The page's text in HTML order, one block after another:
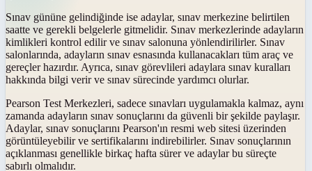
Sınav gününe gelindiğinde ise adaylar, sınav merkezine belirtilen
saatte ve gerekli belgelerle gitmelidir. Sınav merkezlerinde adayların
kimlikleri kontrol edilir ve sınav salonuna yönlendirilirler. Sınav
salonlarında, adayların sınav esnasında kullanacakları tüm araç ve
gereçler hazırdır. Ayrıca, sınav görevlileri adaylara sınav kuralları
hakkında bilgi verir ve sınav sürecinde yardımcı olurlar.
Pearson Test Merkezleri, sadece sınavları uygulamakla kalmaz, aynı
zamanda adayların sınav sonuçlarını da güvenli bir şekilde paylaşır.
Adaylar, sınav sonuçlarını Pearson'ın resmi web sitesi üzerinden
görüntüleyebilir ve sertifikalarını indirebilirler. Sınav sonuçlarının
açıklanması genellikle birkaç hafta sürer ve adaylar bu süreçte
sabırlı olmalıdır.